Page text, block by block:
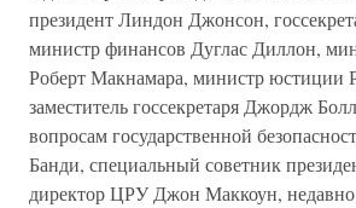
президент Линдон Джонсон,
министр финансов Дуглас Диллон,
Роберт Макнамара, министр юстиции
заместитель госсекретаря Джордж
вопросам государственной
Банди, специальный советник
директор ЦРУ Джон Маккоун,